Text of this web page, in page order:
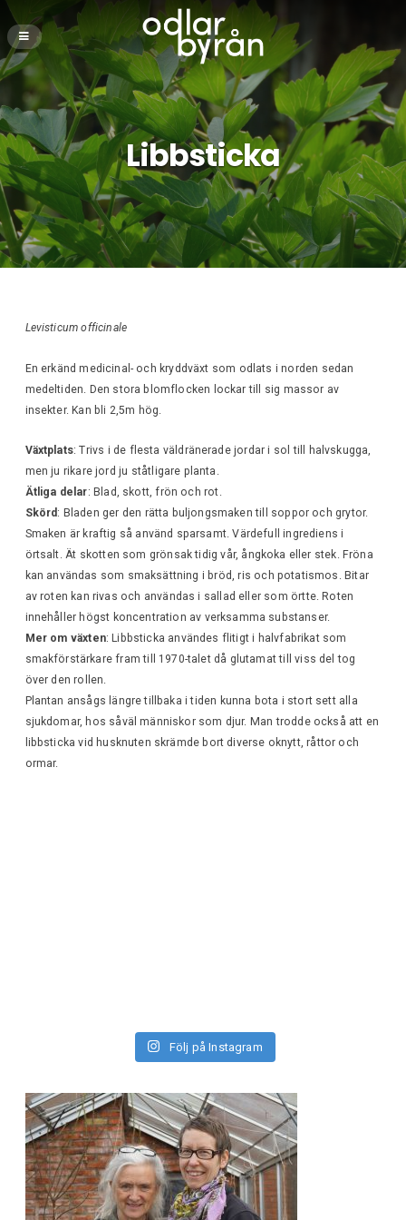
Libbsticka
Levisticum officinale
En erkänd medicinal- och kryddväxt som odlats i norden sedan
medeltiden. Den stora blomflocken lockar till sig massor av
insekter. Kan bli 2,5m hög.
Växtplats: Trivs i de flesta väldränerade jordar i sol till halvskugga,
men ju rikare jord ju ståtligare planta.
Ätliga delar: Blad, skott, frön och rot.
Skörd : Bladen ger den rätta buljongsmaken till soppor och grytor.
Smaken är kraftig så använd sparsamt. Värdefull ingrediens i
örtsalt. Ät skotten som grönsak tidig vår, ångkoka eller stek. Fröna
kan användas som smaksättning i bröd, ris och potatismos. Bitar
av roten kan rivas och användas i sallad eller som örtte. Roten
innehåller högst koncentration av verksamma substanser.
Mer om växten: Libbsticka användes flitigt i halvfabrikat som
smakförstärkare fram till 1970-talet då glutamat till viss del tog
över den rollen.
Plantan ansågs längre tillbaka i tiden kunna bota i stort sett alla
sjukdomar, hos såväl människor som djur. Man trodde också att en
libbsticka vid husknuten skrämde bort diverse oknytt, råttor och
ormar.
Följ på Instagram